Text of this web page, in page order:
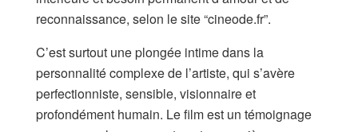
reconnaissance, selon le site “cineode.fr”.
C’est surtout une plongée intime dans la
personnalité complexe de l’artiste, qui s’avère
perfectionniste, sensible, visionnaire et
profondément humain. Le film est un témoignage